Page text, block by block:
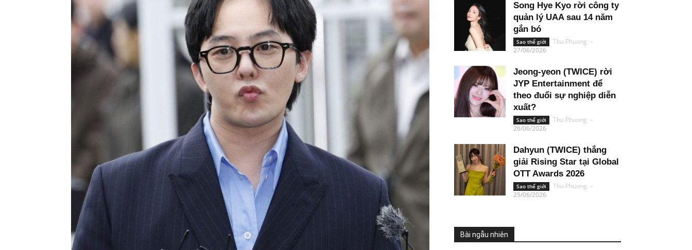
Song Hye Kyo rời công ty
quản lý UAA sau 14 năm
gắn bó
Sao thế giới Thu Phuong -
27/06/2026
Jeong-yeon (TWICE) rời
JYP Entertainment để
theo đuổi sự nghiệp diễn
xuất?
Sao thế giới Thu Phuong -
26/06/2026
Dahyun (TWICE) thắng
giải Rising Star tại Global
OTT Awards 2026
Sao thế giới Thu Phuong -
25/06/2026
Bài ngẫu nhiên